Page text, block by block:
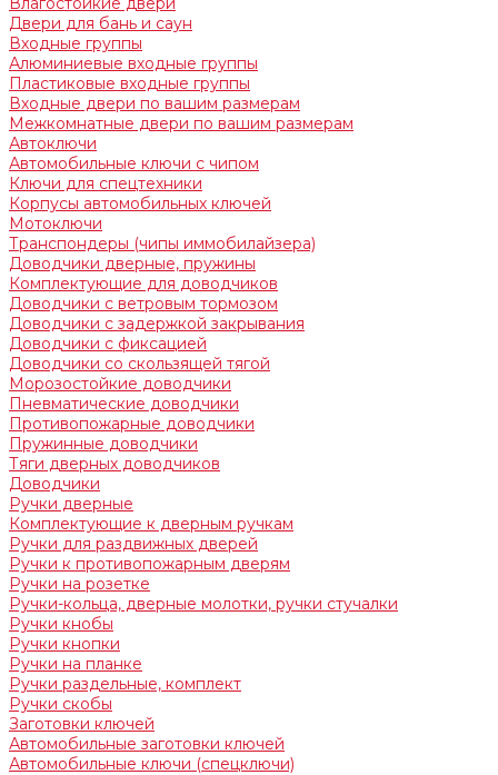
Двери для бань и саун
Входные группы
Алюминиевые входные группы
Пластиковые входные группы
Входные двери по вашим размерам
Межкомнатные двери по вашим размерам
Автоключи
Автомобильные ключи с чипом
Ключи для спецтехники
Корпусы автомобильных ключей
Мотоключи
Транспондеры (чипы иммобилайзера)
Доводчики дверные, пружины
Комплектующие для доводчиков
Доводчики с ветровым тормозом
Доводчики с задержкой закрывания
Доводчики с фиксацией
Доводчики со скользящей тягой
Морозостойкие доводчики
Пневматические доводчики
Противопожарные доводчики
Пружинные доводчики
Тяги дверных доводчиков
Доводчики
Ручки дверные
Комплектующие к дверным ручкам
Ручки для раздвижных дверей
Ручки к противопожарным дверям
Ручки на розетке
Ручки-кольца, дверные молотки, ручки стучалки
Ручки кнобы
Ручки кнопки
Ручки на планке
Ручки раздельные, комплект
Ручки скобы
Заготовки ключей
Автомобильные заготовки ключей
Автомобильные ключи (спецключи)